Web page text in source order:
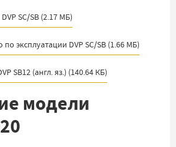
SC/SB (2.17 МБ)
по эксплуатации DVP SC/SB (1.66 МБ)
SB12 (англ. яз.) (140.64 КБ)
модели